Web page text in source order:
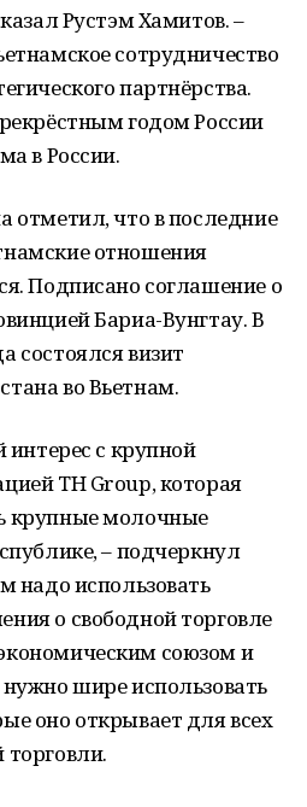
Рустэм Хамитов. –
сотрудничество
партнёрства.
годом России
в России.
отметил, что в последние
отношения
Подписано соглашение о
Бариа-Вунгтау. В
состоялся визит
во Вьетнам.
интерес с крупной
TH Group, которая
крупные молочные
– подчеркнул
надо использовать
о свободной торговле
союзом и
шире использовать
оно открывает для всех
торговли.